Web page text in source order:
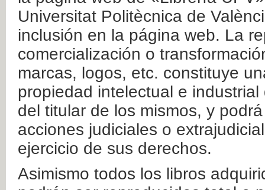
Universitat Politècnica de
inclusión en la página web. La
comercialización o
marcas, logos, etc. constituye
propiedad intelectual e
del titular de los mismos, y
acciones judiciales o
ejercicio de sus derechos.
Asimismo todos los libros